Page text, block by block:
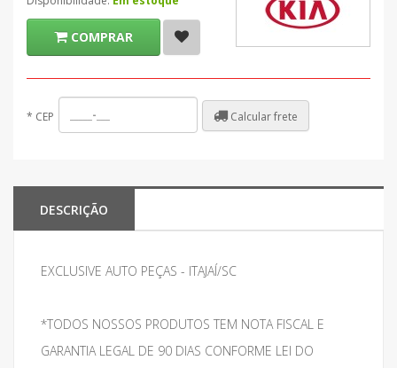
COMPRAR
* CEP Calcular frete
DESCRIÇÃO
EXCLUSIVE AUTO PEÇAS - ITAJAÍ/SC
*TODOS NOSSOS PRODUTOS TEM NOTA FISCAL E
GARANTIA LEGAL DE 90 DIAS CONFORME LEI DO